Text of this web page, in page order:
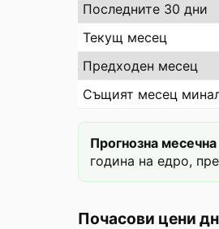
Последните 30 дни
Текущ месец
Предходен месец
Същият месец
Прогнозна
година на едро,
Почасови цени